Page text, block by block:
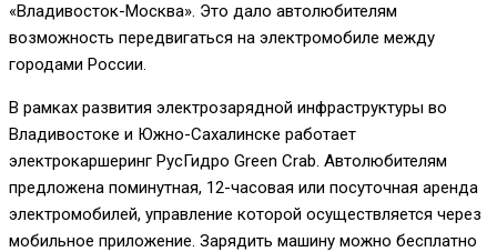
«Владивосток-Москва». Это дало автолюбителям
возможность передвигаться на электромобиле между
городами России.
В рамках развития электрозарядной инфраструктуры во
Владивостоке и Южно-Сахалинске работает
электрокаршеринг РусГидро Green Crab. Автолюбителям
предложена поминутная, 12-часовая или посуточная аренда
электромобилей, управление которой осуществляется через
мобильное приложение. Зарядить машину можно бесплатно